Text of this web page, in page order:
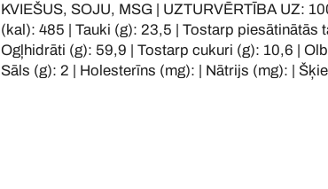
KVIEŠUS, SOJU, MSG | UZTURVĒRTĪBA UZ:
(kal): 485 | Tauki (g): 23,5 | Tostarp piesātinātās
Ogļhidrāti (g): 59,9 | Tostarp cukuri (g): 10,6 |
Sāls (g): 2 | Holesterīns (mg): | Nātrijs (mg): |